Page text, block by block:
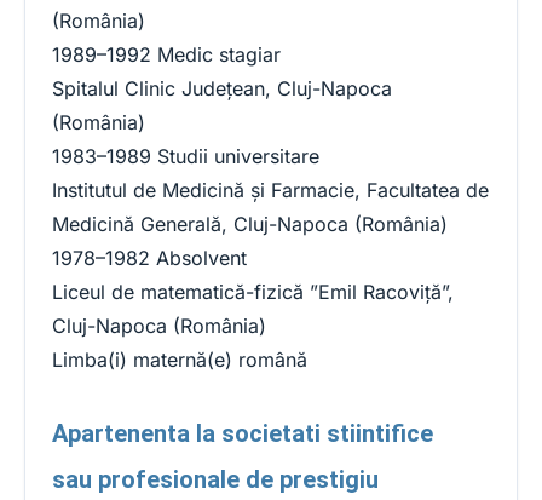
(România)
1989–1992 Medic stagiar
Spitalul Clinic Județean, Cluj-Napoca
(România)
1983–1989 Studii universitare
Institutul de Medicină și Farmacie, Facultatea de
Medicină Generală, Cluj-Napoca (România)
1978–1982 Absolvent
Liceul de matematică-fizică ”Emil Racoviță”,
Cluj-Napoca (România)
Limba(i) maternă(e) română
Apartenenta la societati stiintifice
sau profesionale de prestigiu